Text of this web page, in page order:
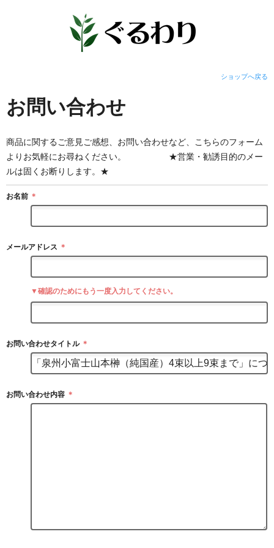
ショップへ戻る
お問い合わせ
商品に関するご意見ご感想、お問い合わせなど、こちらのフォーム
よりお気軽にお尋ねください。 ★営業・勧誘目的のメー
ルは固くお断りします。★
お名前 ＊
メールアドレス ＊
▼確認のためにもう一度入力してください。
お問い合わせタイトル ＊
お問い合わせ内容 ＊